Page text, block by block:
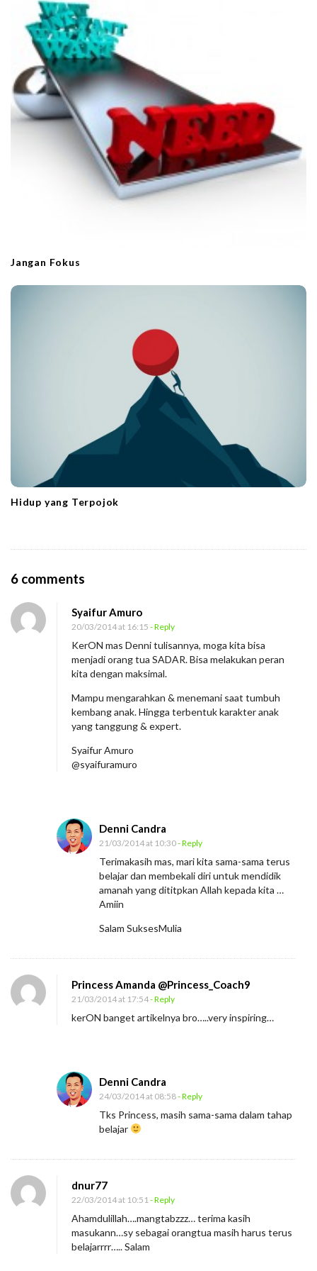
Jangan Fokus
Hidup yang Terpojok
6 comments
P
l
i
h
a
n
S
e
g
a
g
t
u
a
Syaifur Amuro
20/03/2014 at 16:15 - Reply
KerON mas Denni tulisannya, moga kita bisa
menjadi orang tua SADAR. Bisa melakukan peran
kita dengan maksimal.
Mampu mengarahkan & menemani saat tumbuh
kembang anak. Hingga terbentuk karakter anak
yang tanggung & expert.
Syaifur Amuro
@syaifuramuro
Denni Candra
21/03/2014 at 10:30- Reply
Terimakasih mas, mari kita sama-sama terus
belajar dan membekali diri untuk mendidik
amanah yang dititpkan Allah kepada kita …
Amiin
Salam SuksesMulia
Princess Amanda @Princess_Coach9
21/03/2014 at 17:54- Reply
kerON banget artikelnya bro…..very inspiring…
Denni Candra
24/03/2014 at 08:58- Reply
Tks Princess, masih sama-sama dalam tahap
belajar
dnur77
22/03/2014 at 10:51 - Reply
Ahamdulillah….mangtabzzz… terima kasih
masukann…sy sebagai orangtua masih harus terus
belajarrrr….. Salam